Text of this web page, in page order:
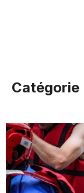
Catégorie